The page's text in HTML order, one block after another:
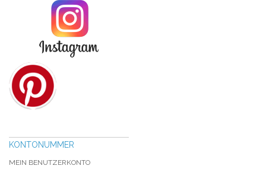
KONTONUMMER
MEIN BENUTZERKONTO